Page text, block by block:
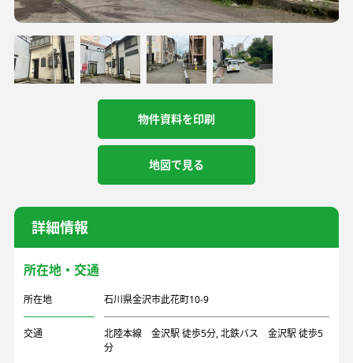
物件資料を印刷
地図で見る
詳細情報
所在地・交通
所在地 石川県金沢市此花町10-9
交通
北陸本線 金沢駅 徒歩5分, 北鉄バス 金沢駅 徒歩5
分